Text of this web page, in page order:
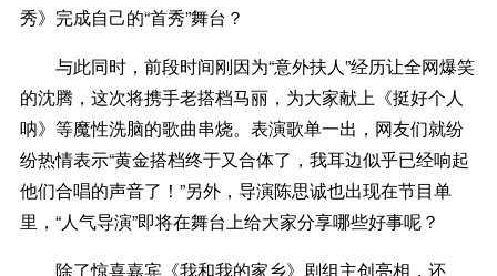
秀》完成自己的“首秀”舞台？
与此同时，前段时间刚因为“意外扶人”经历让全网爆笑
的沈腾，这次将携手老搭档马丽，为大家献上《挺好个人
呐》等魔性洗脑的歌曲串烧。表演歌单一出，网友们就纷
纷热情表示“黄金搭档终于又合体了，我耳边似乎已经响起
他们合唱的声音了！”另外，导演陈思诚也出现在节目单
里，“人气导演”即将在舞台上给大家分享哪些好事呢？
除了惊喜嘉宾《我和我的家乡》剧组主创亮相，还